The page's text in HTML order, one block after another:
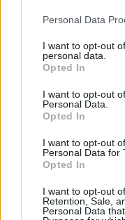
Personal Data
I want to opt-out
personal data.
Opted In
I want to opt-out
Personal Data.
Opted In
I want to opt-out
Personal Data for
Opted In
I want to opt-out
Retention, Sale,
Personal Data
Pomogłeś mi